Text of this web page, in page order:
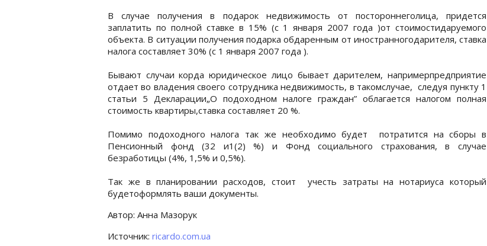
В случае получения в подарок недвижимость от постороннеголица, придется
заплатить по полной ставке в 15% (с 1 января 2007 года )от стоимостидаруемого
объекта. В ситуации получения подарка обдаренным от иностранногодарителя, ставка
налога составляет 30% (с 1 января 2007 года ).
Бывают случаи корда юридическое лицо бывает дарителем, напримерпредприятие
отдает во владения своего сотрудника недвижимость, в такомслучае, следуя пункту 1
статьи 5 Декларации„О подоходном налоге граждан” облагается налогом полная
стоимость квартиры,ставка составляет 20 %.
Помимо подоходного налога так же необходимо будет потратится на сборы в
Пенсионный фонд (32 и1(2) %) и Фонд социального страхования, в случае
безработицы (4%, 1,5% и 0,5%).
Так же в планировании расходов, стоит учесть затраты на нотариуса который
будетоформлять ваши документы.
Автор: Анна Мазорук
Источник: ricardo.com.ua